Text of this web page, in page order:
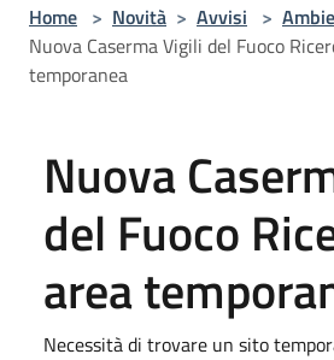
Home > Novità > Avvisi >
Nuova Caserma Vigili del Fuoco
temporanea
Nuova
del Fuoco
area
Necessità di trovare un sito